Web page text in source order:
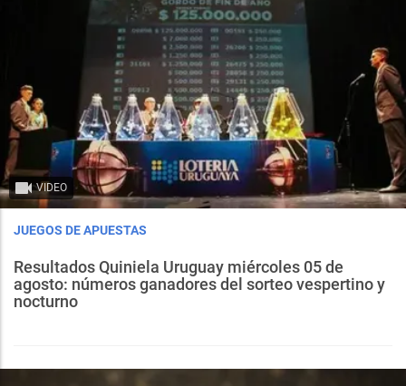
VIDEO
JUEGOS DE APUESTAS
Resultados Quiniela Uruguay miércoles 05 de
agosto: números ganadores del sorteo vespertino y
nocturno